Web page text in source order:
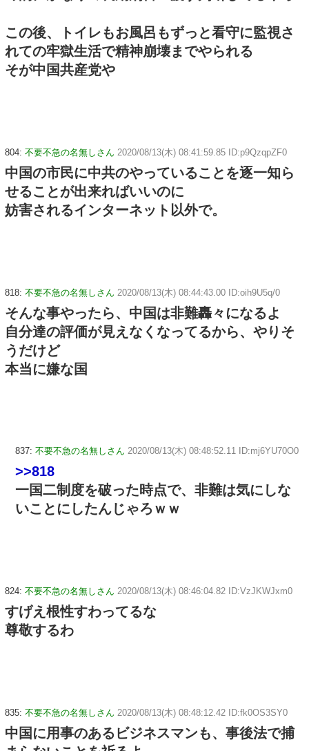
この後、トイレもお風呂もずっと看守に監視さ
れての牢獄生活で精神崩壊までやられる
そが中国共産党や
804: 不要不急の名無しさん 2020/08/13(木) 08:41:59.85 ID:p9QzqpZF0
中国の市民に中共のやっていることを逐一知ら
せることが出来ればいいのに
妨害されるインターネット以外で。
818: 不要不急の名無しさん 2020/08/13(木) 08:44:43.00 ID:oih9U5q/0
そんな事やったら、中国は非難轟々になるよ
自分達の評価が見えなくなってるから、やりそ
うだけど
本当に嫌な国
837: 不要不急の名無しさん 2020/08/13(木) 08:48:52.11 ID:mj6YU70O0
>>818
一国二制度を破った時点で、非難は気にしな
いことにしたんじゃろｗｗ
824: 不要不急の名無しさん 2020/08/13(木) 08:46:04.82 ID:VzJKWJxm0
すげえ根性すわってるな
尊敬するわ
835: 不要不急の名無しさん 2020/08/13(木) 08:48:12.42 ID:fk0OS3SY0
中国に用事のあるビジネスマンも、事後法で捕